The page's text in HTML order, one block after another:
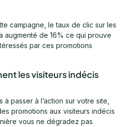
campagne, le taux de clic sur les
augmenté de 16% ce qui prouve
par ces promotions
les visiteurs indécis
passer à l’action sur votre site,
promotions aux visiteurs indécis
vous ne dégradez pas